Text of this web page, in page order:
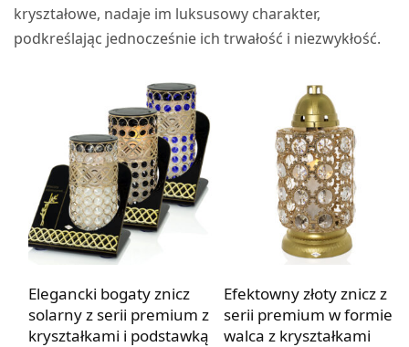
kryształowe, nadaje im luksusowy charakter,
podkreślając jednocześnie ich trwałość i niezwykłość.
Elegancki bogaty znicz
solarny z serii premium z
kryształkami i podstawką
Efektowny złoty znicz z
serii premium w formie
walca z kryształkami